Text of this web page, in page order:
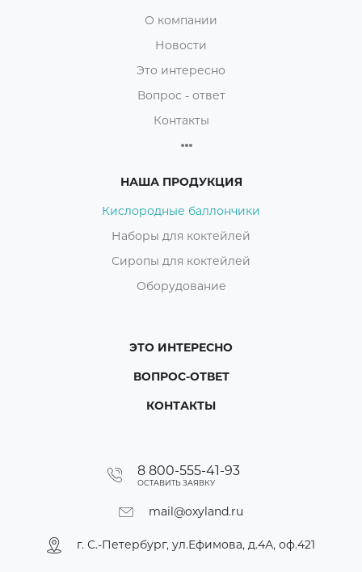
О компании
Новости
Это интересно
Вопрос - ответ
Контакты
НАША ПРОДУКЦИЯ
Кислородные баллончики
Наборы для коктейлей
Сиропы для коктейлей
Оборудование
ЭТО ИНТЕРЕСНО
ВОПРОС-ОТВЕТ
КОНТАКТЫ
8 800-555-41-93
ОСТАВИТЬ ЗАЯВКУ
mail@oxyland.ru
г. С.-Петербург, ул.Ефимова, д.4А, оф.421